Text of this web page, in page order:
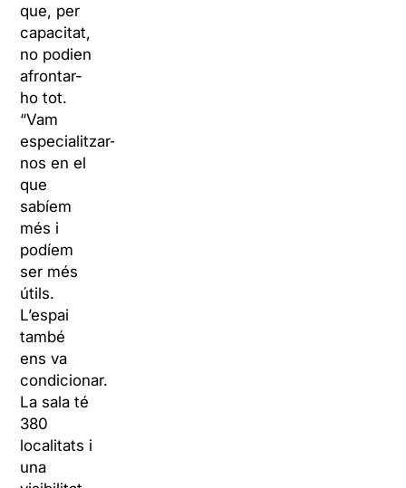
que, per
capacitat,
no podien
afrontar-
ho tot.
“Vam
especialitzar-
nos en el
que
sabíem
més i
podíem
ser més
útils.
L’espai
també
ens va
condicionar.
La sala té
380
localitats i
una